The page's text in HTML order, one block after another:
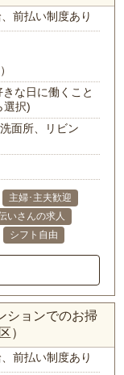
前払い制度あり
な日に働くこと
選択)
面所、リビン
主婦･主夫歓迎
いさんの求人
シフト自由
ションでのお掃
）
前払い制度あり